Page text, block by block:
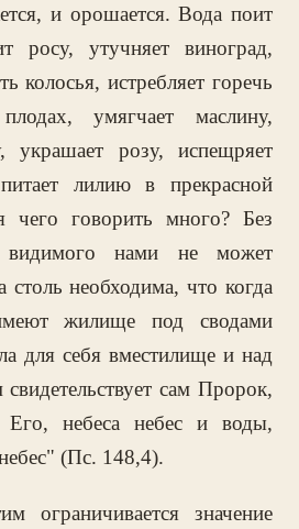
и орошается. Вода поит
росу, утучняет виноград,
колосья, истребляет горечь
умягчает маслину,
украшает розу, испещряет
лилию в прекрасной
чего говорить много? Без
нами не может
столь необходима, что когда
жилище под сводами
для себя вместилище и над
сам Пророк,
Его, небеса небес и воды,
(Пс. 148,4).
ограничивается значение